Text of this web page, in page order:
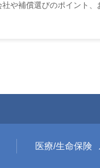
社や補償選びのポイント
医療/生命保険